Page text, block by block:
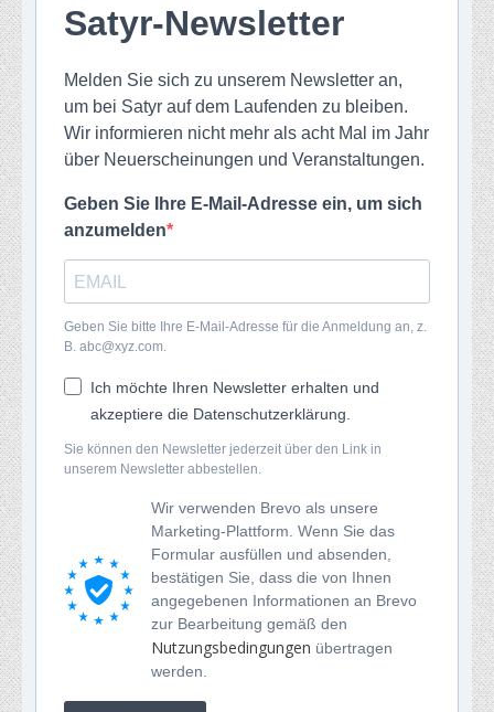
Satyr-Newsletter
Melden Sie sich zu unserem Newsletter an,
um bei Satyr auf dem Laufenden zu bleiben.
Wir informieren nicht mehr als acht Mal im Jahr
über Neuerscheinungen und Veranstaltungen.
Geben Sie Ihre E-Mail-Adresse ein, um sich
anzumelden
Geben Sie bitte Ihre E-Mail-Adresse für die Anmeldung an, z.
B. abc@xyz.com.
Ich möchte Ihren Newsletter erhalten und
akzeptiere die Datenschutzerklärung.
Sie können den Newsletter jederzeit über den Link in
unserem Newsletter abbestellen.
Wir verwenden Brevo als unsere
Marketing-Plattform. Wenn Sie das
Formular ausfüllen und absenden,
bestätigen Sie, dass die von Ihnen
angegebenen Informationen an Brevo
zur Bearbeitung gemäß den
Nutzungsbedingungen übertragen
werden.